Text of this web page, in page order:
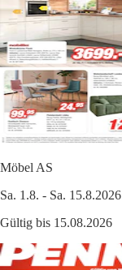
Möbel AS
Sa. 1.8. - Sa. 15.8.2026
Gültig bis 15.08.2026